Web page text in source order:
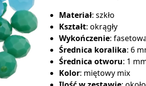
Materiał: szkło
Kształt: okrągły
Wykończenie:
Średnica koralika: 6
Średnica otworu: 1
Kolor: miętowy mix